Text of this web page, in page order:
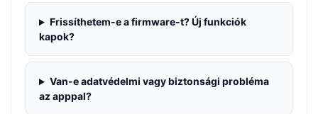
Frissíthetem-e a firmware-t? Új funkciók
kapok?
Van-e adatvédelmi vagy biztonsági probléma
az apppal?